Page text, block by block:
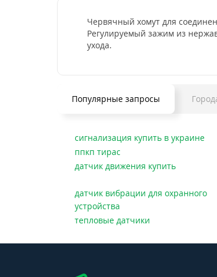
Червячный хомут для
Регулируемый зажим из
ухода.
Популярные запросы
сигнализация купить в украине
ппкп тирас
датчик движения купить
датчик вибрации для охранного
устройства
тепловые датчики